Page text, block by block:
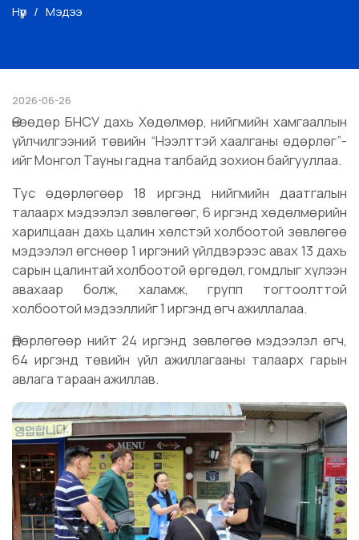
Нүүр Мэдээ
2026-06-26
Өнөөдөр БНСУ дахь Хөдөлмөр, нийгмийн хамгааллын
үйлчилгээний төвийн “Нээлттэй хаалганы өдөрлөг”-
ийг Монгол Тауны гадна талбайд зохион байгууллаа.
Тус өдөрлөгөөр 18 иргэнд нийгмийн даатгалын
талаарх мэдээлэл зөвлөгөөг, 6 иргэнд хөдөлмөрийн
харилцаан дахь цалин хөлстэй холбоотой зөвлөгөө
мэдээлэл өгснөөр 1 иргэний үйлдвэрээс авах 13 дахь
сарын цалинтай холбоотой өргөдөл, гомдлыг хүлээн
авахаар болж, халамж, групп тогтоолттой
холбоотой мэдээллийг 1 иргэнд өгч ажиллалаа.
Өдөрлөгөөр нийт 24 иргэнд зөвлөгөө мэдээлэл өгч,
64 иргэнд төвийн үйл ажиллагааны талаарх гарын
авлага тараан ажиллав.